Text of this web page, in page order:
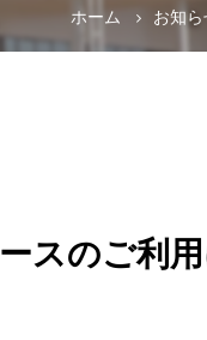
ホーム お知
スのご利